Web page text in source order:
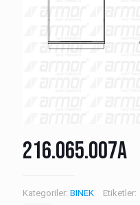
216.065.007A
Kategoriler: BINEK Etiketler: